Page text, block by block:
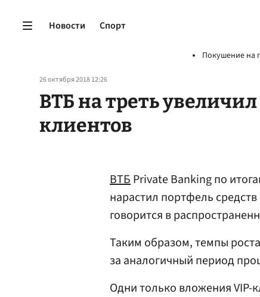
Новости Спорт
Покушение на
26 октября 2018 12:26
ВТБ на треть
клиентов
ВТБPrivate Banking по
нарастил портфель
говорится в
Таким образом, темпы
за аналогичный период
Одни только вложения VIP-